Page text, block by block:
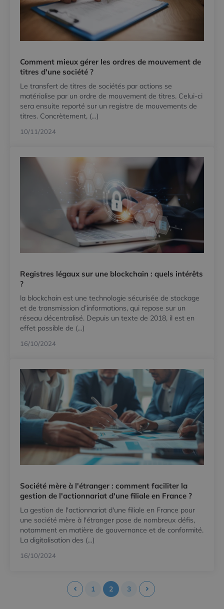
Comment mieux gérer les ordres de mouvement de
titres d'une société ?
Le transfert de titres de sociétés par actions se
matérialise par un ordre de mouvement de titres. Celui-ci
sera ensuite reporté sur un registre de mouvements de
titres. Concrètement, (…)
10/11/2024
Registres légaux sur une blockchain : quels intérêts
?
la blockchain est une technologie sécurisée de stockage
et de transmission d’informations, qui repose sur un
réseau décentralisé. Depuis un texte de 2018, il est en
effet possible de (…)
16/10/2024
Société mère à l'étranger : comment faciliter la
gestion de l'actionnariat d'une filiale en France ?
La gestion de l'actionnariat d'une filiale en France pour
une société mère à l'étranger pose de nombreux défis,
notamment en matière de gouvernance et de conformité.
La digitalisation des (…)
16/10/2024
1 2 3